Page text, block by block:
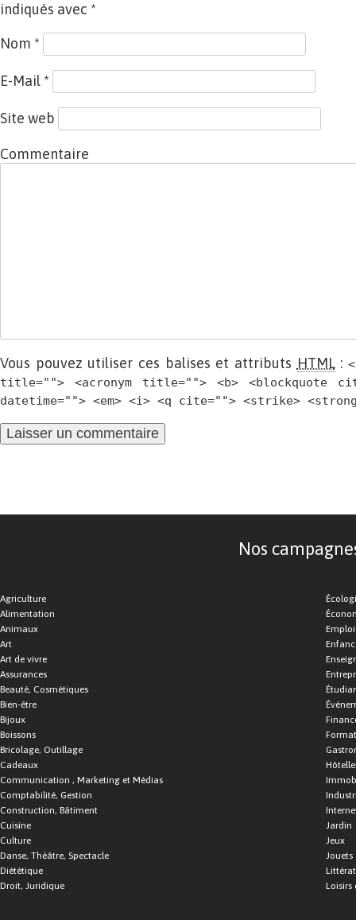
indiqués avec *
Nom *
E-Mail *
Site web
Commentaire
Vous pouvez utiliser ces balises et attributs HTML:
title=""> <acronym title=""> <b> <blockquote
datetime=""> <em> <i> <q cite=""> <strike>
Nos
Agriculture
Alimentation
Animaux
Art
Art de vivre
Assurances
Beauté, Cosmétiques
Bien-être
Bijoux
Boissons
Bricolage, Outillage
Cadeaux
Communication , Marketing et Médias
Comptabilité, Gestion
Construction, Bâtiment
Cuisine
Culture
Danse, Théâtre, Spectacle
Diététique
Droit, Juridique
Emploi
Jardin
Jeux
Jouets
Loisirs